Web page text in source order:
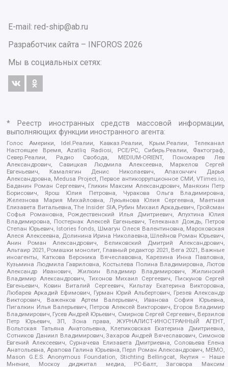
E-mail: red-ship@ab.ru
Разработчик сайта –
INFOROS 2026
Мы в социальных сетях:
* Реестр иностранных средств массовой информации,
выполняющих функции иностранного агента:
Голос Америки, Idel.Реалии, Кавказ.Реалии, Крым.Реалии, Телеканал
Настоящее Время, Azatliq Radiosi, PCE/PC, Сибирь.Реалии, Фактограф,
Север.Реалии, Радио Свобода, MEDIUM-ORIENT, Пономарев Лев
Александрович, Савицкая Людмила Алексеевна, Маркелов Сергей
Евгеньевич, Камалягин Денис Николаевич, Апахончич Дарья
Александровна, Medusa Project, Первое антикоррупционное СМИ, VTimes.io,
Баданин Роман Сергеевич, Гликин Максим Александрович, Маняхин Петр
Борисович, Ярош Юлия Петровна, Чуракова Ольга Владимировна,
Железнова Мария Михайловна, Лукьянова Юлия Сергеевна, Маетная
Елизавета Витальевна, The Insider SIA, Рубин Михаил Аркадьевич, Гройсман
Софья Романовна, Рождественский Илья Дмитриевич, Апухтина Юлия
Владимировна, Постернак Алексей Евгеньевич, Телеканал Дождь, Петров
Степан Юрьевич, Istories fonds, Шмагун Олеся Валентиновна, Мароховская
Алеся Алексеевна, Долинина Ирина Николаевна, Шлейнов Роман Юрьевич,
Анин Роман Александрович, Великовский Дмитрий Александрович,
Альтаир 2021, Ромашки монолит, Главный редактор 2021, Вега 2021, Важные
иноагенты, Каткова Вероника Вячеславовна, Карезина Инна Павловна,
Кузьмина Людмила Гавриловна, Костылева Полина Владимировна, Лютов
Александр Иванович, Жилкин Владимир Владимирович, Жилинский
Владимир Александрович, Тихонов Михаил Сергеевич, Пискунов Сергей
Евгеньевич, Ковин Виталий Сергеевич, Кильтау Екатерина Викторовна,
Любарев Аркадий Ефимович, Гурман Юрий Альбертович, Грезев Александр
Викторович, Важенков Артем Валерьевич, Иванова София Юрьевна,
Пигалкин Илья Валерьевич, Петров Алексей Викторович, Егоров Владимир
Владимирович, Гусев Андрей Юрьевич, Смирнов Сергей Сергеевич, Верзилов
Петр Юрьевич, ЗП, Зона права, ЖУРНАЛИСТ-ИНОСТРАННЫЙ АГЕНТ,
Вольтская Татьяна Анатольевна, Клепиковская Екатерина Дмитриевна,
Сотников Даниил Владимирович, Захаров Андрей Вячеславович, Симонов
Евгений Алексеевич, Сурначева Елизавета Дмитриевна, Соловьева Елена
Анатольевна, Арапова Галина Юрьевна, Перл Роман Александрович, МЕМО,
Mason G.E.S. Anonymous Foundation, Stichting Bellingcat, Якутия – Наше
Мнение, Москоу диджитал медиа, РС-Балт, Заговора Максим